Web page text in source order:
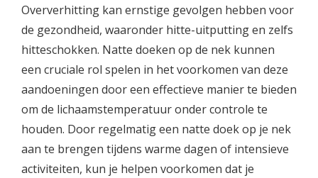
Oververhitting kan ernstige gevolgen hebben voor
de gezondheid, waaronder hitte-uitputting en zelfs
hitteschokken. Natte doeken op de nek kunnen
een cruciale rol spelen in het voorkomen van deze
aandoeningen door een effectieve manier te bieden
om de lichaamstemperatuur onder controle te
houden. Door regelmatig een natte doek op je nek
aan te brengen tijdens warme dagen of intensieve
activiteiten, kun je helpen voorkomen dat je